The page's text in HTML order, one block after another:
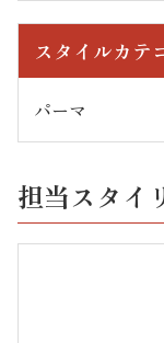
スタイルカテ
パーマ
担当スタイ